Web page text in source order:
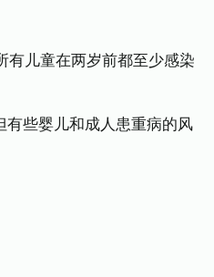
有儿童在两岁前都至少感染
些婴儿和成人患重病的风